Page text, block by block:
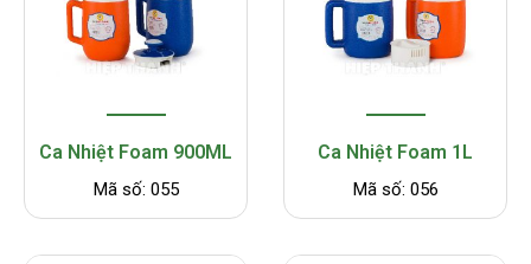
Ca Nhiệt Foam 900ML
Mã số: 055
Ca Nhiệt Foam 1L
Mã số: 056